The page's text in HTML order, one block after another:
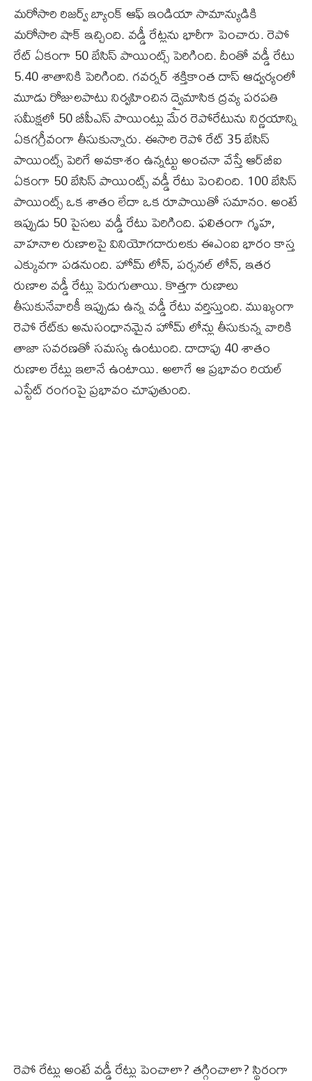
మరోసారి రిజర్వ్ బ్యాంక్ ఆఫ్ ఇండియా సామాన్యుడికి
మరోసారి షాక్ ఇచ్చింది. వడ్డీ రేట్లను భారీగా పెంచారు. రెపో
రేట్ ఏకంగా 50 బేసిస్ పాయింట్స్ పెరిగింది. దీంతో వడ్డీ రేటు
5.40 శాతానికి పెరిగింది. గ‌వ‌ర్నర్ శ‌క్తికాంత దాస్ ఆధ్వర్యంలో
మూడు రోజులపాటు నిర్వహించిన ద్వైమాసిక ద్రవ్య పరపతి
సమీక్షలో 50 బీపీఎస్‌ పాయింట్లు మేర రెపోరేటును నిర్ణయాన్ని
ఏకగగ్రీవంగా తీసుకున్నారు. ఈసారి రెపో రేట్ 35 బేసిస్
పాయింట్స్ పెరిగే అవకాశం ఉన్నట్టు అంచనా వేస్తే ఆర్‌బీఐ
ఏకంగా 50 బేసిస్ పాయింట్స్ వడ్డీ రేటు పెంచింది. 100 బేసిస్
పాయింట్స్ ఒక శాతం లేదా ఒక రూపాయితో సమానం. అంటే
ఇప్పుడు 50 పైసలు వడ్డీ రేటు పెరిగింది. ఫలితంగా గృహ,
వాహనాల రుణాలపై వినియోగదారులకు ఈఎంఐ భారం కాస్త
ఎక్కువగా పడనుంది. హోమ్ లోన్, పర్సనల్ లోన్, ఇతర
రుణాల వడ్డీ రేట్లు పెరుగుతాయి. కొత్తగా రుణాలు
తీసుకునేవారికీ ఇప్పుడు ఉన్న వడ్డీ రేటు వర్తిస్తుంది. ముఖ్యంగా
రెపో రేట్‌కు అనుసంధానమైన హోమ్ లోన్లు తీసుకున్న వారికి
తాజా సవరణతో సమస్య ఉంటుంది. దాదాపు 40 శాతం
రుణాల రేట్లు ఇలానే ఉంటాయి. అలాగే ఆ ప్రభావం రియల్
ఎస్టేట్ రంగంపై ప్రభావం చూపుతుంది.
రెపో రేట్లు అంటే వడ్డీ రేట్లు పెంచాలా? తగ్గించాలా? స్థిరంగా